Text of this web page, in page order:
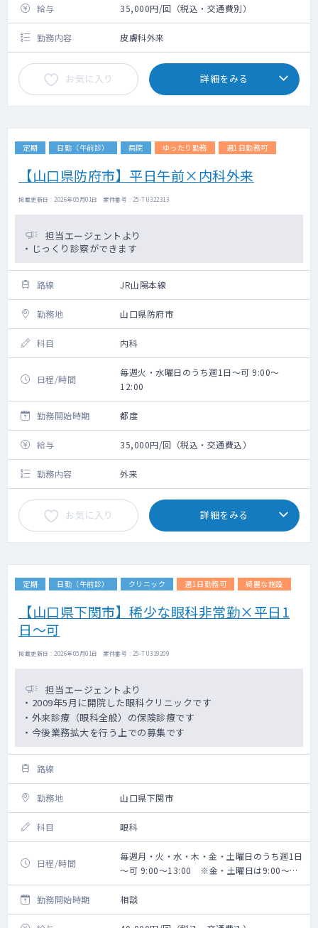
給与 35,000円/回（税込・交通費別）
勤務内容 皮膚科外来
お気に入り 詳細をみる
定期 日勤（午前診） 病院 ゆったり勤務 週1日勤務可
【山口県防府市】平日午前×内科外来
掲載更新日 : 2026年05月01日 案件番号 : 25-TU322313
担当エージェントより
・じっくり診察ができます
路線 JR山陽本線
勤務地 山口県防府市
科目 内科
日程/時間
毎週火・水曜日のうち週1日～可 9:00～
12:00
勤務開始時期 都度
給与 35,000円/回（税込・交通費込）
勤務内容 外来
お気に入り 詳細をみる
定期 日勤（午前診） クリニック 週1日勤務可 綺麗な施設
【山口県下関市】稀少な眼科非常勤×平日1
日～可
掲載更新日 : 2026年05月01日 案件番号 : 25-TU319209
担当エージェントより
・2009年5月に開院した眼科クリニックです
・外来診療（眼科全般）の保険診療です
・今後業務拡大を行う上での募集です
路線
勤務地 山口県下関市
科目 眼科
日程/時間
毎週月・火・水・木・金・土曜日のうち週1日
～可 9:00～13:00 ※金・土曜日は9:00～
12:45
勤務開始時期
相談